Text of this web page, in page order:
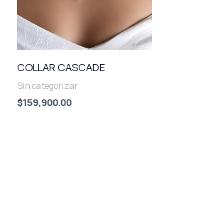
COLLAR CASCADE
Sin categorizar
$159,900.00